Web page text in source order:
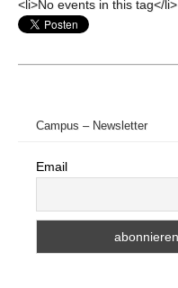
<li>No events in this tag</li>
Campus – Newsletter
Email